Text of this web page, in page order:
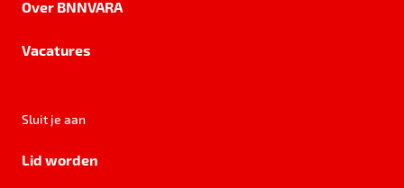
Over BNNVARA
Vacatures
Sluit je aan
Lid worden